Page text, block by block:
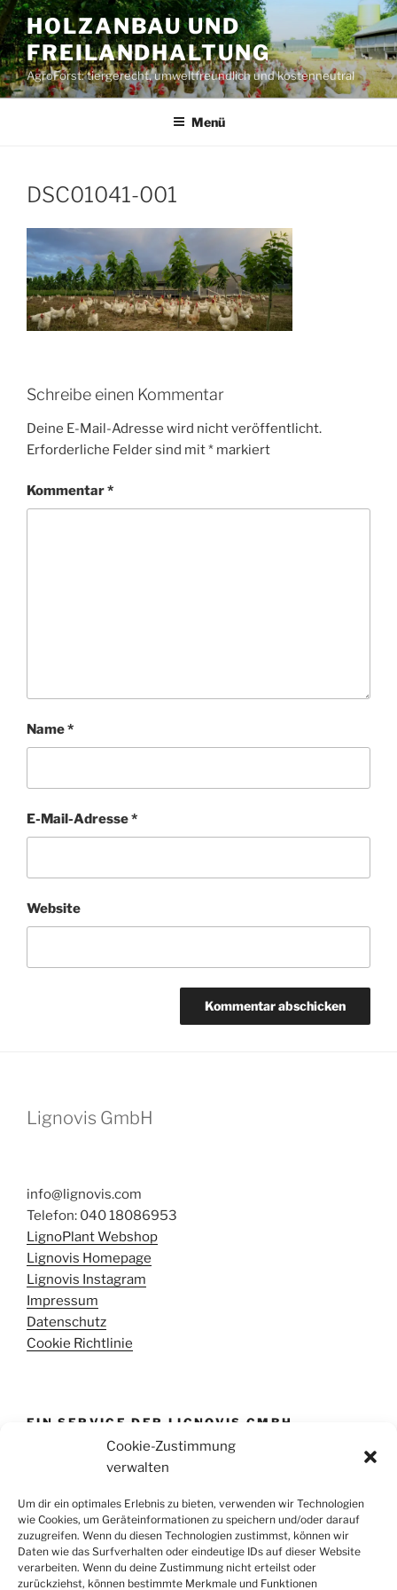
Cookie-Zustimmung
verwalten
Um dir ein optimales Erlebnis zu bieten, verwenden wir Technologien
wie Cookies, um Geräteinformationen zu speichern und/oder darauf
zuzugreifen. Wenn du diesen Technologien zustimmst, können wir
Daten wie das Surfverhalten oder eindeutige IDs auf dieser Website
verarbeiten. Wenn du deine Zustimmung nicht erteilst oder
zurückziehst, können bestimmte Merkmale und Funktionen
Zum
Inhalt
springen
HOLZANBAU UND
FREILANDHALTUNG
AgroForst: tiergerecht, umweltfreundlich und kostenneutral
Menü
DSC01041-001
Schreibe einen Kommentar
Deine E-Mail-Adresse wird nicht veröffentlicht.
Erforderliche Felder sind mit* markiert
Kommentar*
Name*
E-Mail-Adresse*
Website
Lignovis GmbH
info@lignovis.com
Telefon: 040 18086953
LignoPlant Webshop
Lignovis Homepage
Lignovis Instagram
Impressum
Datenschutz
Cookie Richtlinie
EIN SERVICE DER LIGNOVIS GMBH
Diese Informationseite wird durch die Lignovis GmbH
Realisierung Ihres Hühnerwaldes und anderen Formen
des Holzanbaus auf landwirtschaftlichen Flächen.
SUCHE